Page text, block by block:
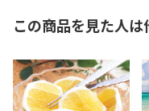
この商品を見た人